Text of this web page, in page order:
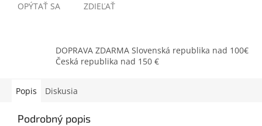
OPÝTAŤ SA ZDIEĽAŤ
DOPRAVA ZDARMA Slovenská republika nad 100€
Česká republika nad 150 €
Popis Diskusia
Podrobný popis